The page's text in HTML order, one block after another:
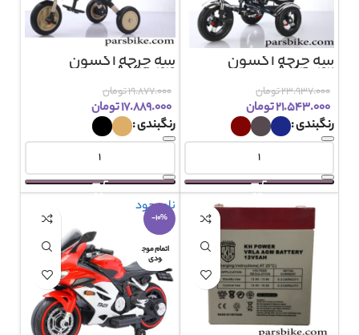
سه چرخه آکسون
AX4042
۲۳.۹۳۷.۰۰۰تومان
۲۱.۵۴۳.۰۰۰تومان
رنگبندی
سه چرخه آکسون
AX4044
۱۹.۸۷۷.۰۰۰تومان
۱۷.۸۸۹.۰۰۰تومان
رنگبندی
ناموجود
-10%
اتمام موج
ودی